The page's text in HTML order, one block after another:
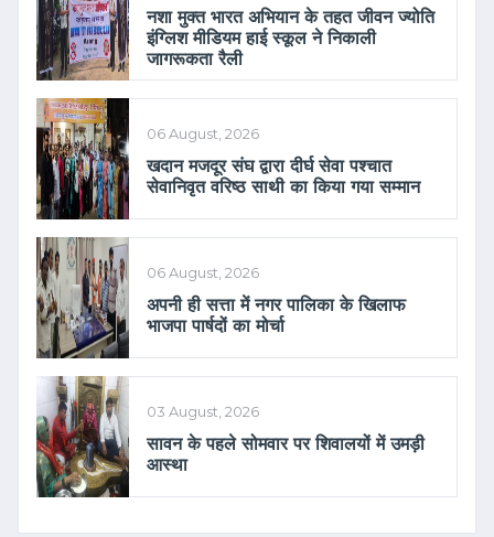
नशा मुक्त भारत अभियान के तहत जीवन ज्योति
इंग्लिश मीडियम हाई स्कूल ने निकाली
जागरूकता रैली
06 August, 2026
खदान मजदूर संघ द्वारा दीर्घ सेवा पश्चात
सेवानिवृत वरिष्ठ साथी का किया गया सम्मान
06 August, 2026
अपनी ही सत्ता में नगर पालिका के खिलाफ
भाजपा पार्षदों का मोर्चा
03 August, 2026
सावन के पहले सोमवार पर शिवालयों में उमड़ी
आस्था